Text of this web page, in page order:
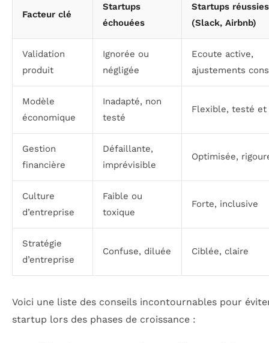
Facteur clé
Startups
échouées
Startups réussies
(Slack, Airbnb)
Validation
produit
Ignorée ou
négligée
Ecoute active,
ajustements
Modèle
économique
Inadapté, non
testé
Flexible, testé et
Gestion
financière
Défaillante,
imprévisible
Optimisée,
Culture
d’entreprise
Faible ou
toxique
Forte, inclusive
Stratégie
d’entreprise
Confuse, diluée Ciblée, claire
Voici une liste des conseils incontournables pour
startup lors des phases de croissance :